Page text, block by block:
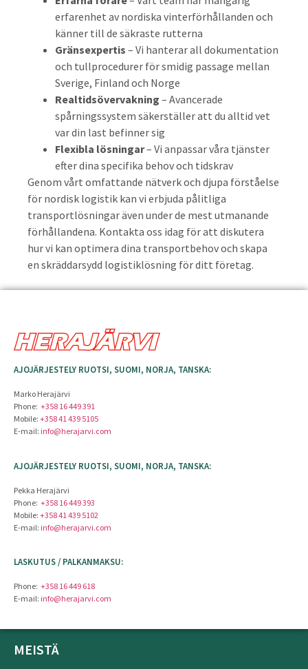
erfarenhet av nordiska vinterförhållanden och
känner till de säkraste rutterna
Gränsexpertis – Vi hanterar all dokumentation
och tullprocedurer för smidig passage mellan
Sverige, Finland och Norge
Realtidsövervakning – Avancerade
spårningssystem säkerställer att du alltid vet
var din last befinner sig
Flexibla lösningar– Vi anpassar våra tjänster
efter dina specifika behov och tidskrav
Genom vårt omfattande nätverk och djupa förståelse
för nordisk logistik kan vi erbjuda pålitliga
transportlösningar även under de mest utmanande
förhållandena. Kontakta oss idag för att diskutera
hur vi kan optimera dina transportbehov och skapa
en skräddarsydd logistiklösning för ditt företag.
AJOJÄRJESTELY RUOTSI, SUOMI, NORJA, TANSKA:
Marko Herajärvi
Phone: +358 16 449 391
Mobile: +358 41 439 5105
E-mail: info@herajarvi.com
AJOJÄRJESTELY RUOTSI, SUOMI, NORJA, TANSKA:
Pekka Herajärvi
Phone: +358 16 449 393
Mobile: +358 41 439 5102
E-mail: info@herajarvi.com
LASKUTUS / PALKANMAKSU:
Phone: +358 16 449 618
E-mail: info@herajarvi.com
MEISTÄ